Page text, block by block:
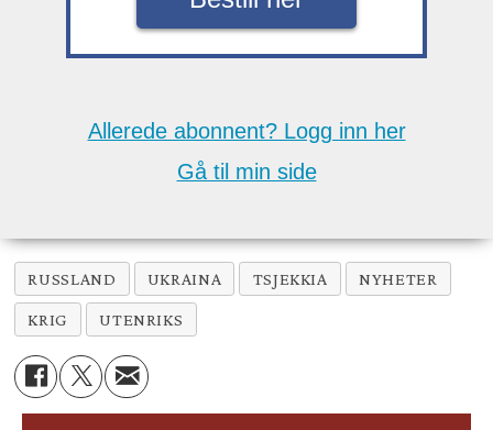
Allerede abonnent? Logg inn her
Gå til min side
RUSSLAND UKRAINA TSJEKKIA NYHETER
KRIG UTENRIKS